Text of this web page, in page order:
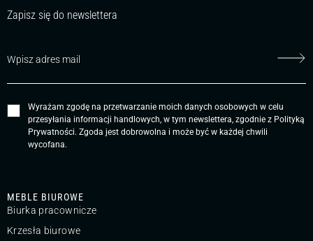
MEBLE BIUROWE
Biurka pracownicze
Krzesła biurowe
Zapisz się do newslettera
Wyrażam zgodę na przetwarzanie moich danych osobowych w celu
przesyłania informacji handlowych, w tym newslettera, zgodnie z Polityką
Prywatności. Zgoda jest dobrowolna i może być w każdej chwili
wycofana.